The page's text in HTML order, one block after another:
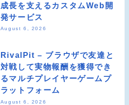
成長を支えるカスタムWeb開
発サービス
August 6, 2026
RivalPit – ブラウザで友達と
対戦して実物報酬を獲得でき
るマルチプレイヤーゲームプ
ラットフォーム
August 6, 2026